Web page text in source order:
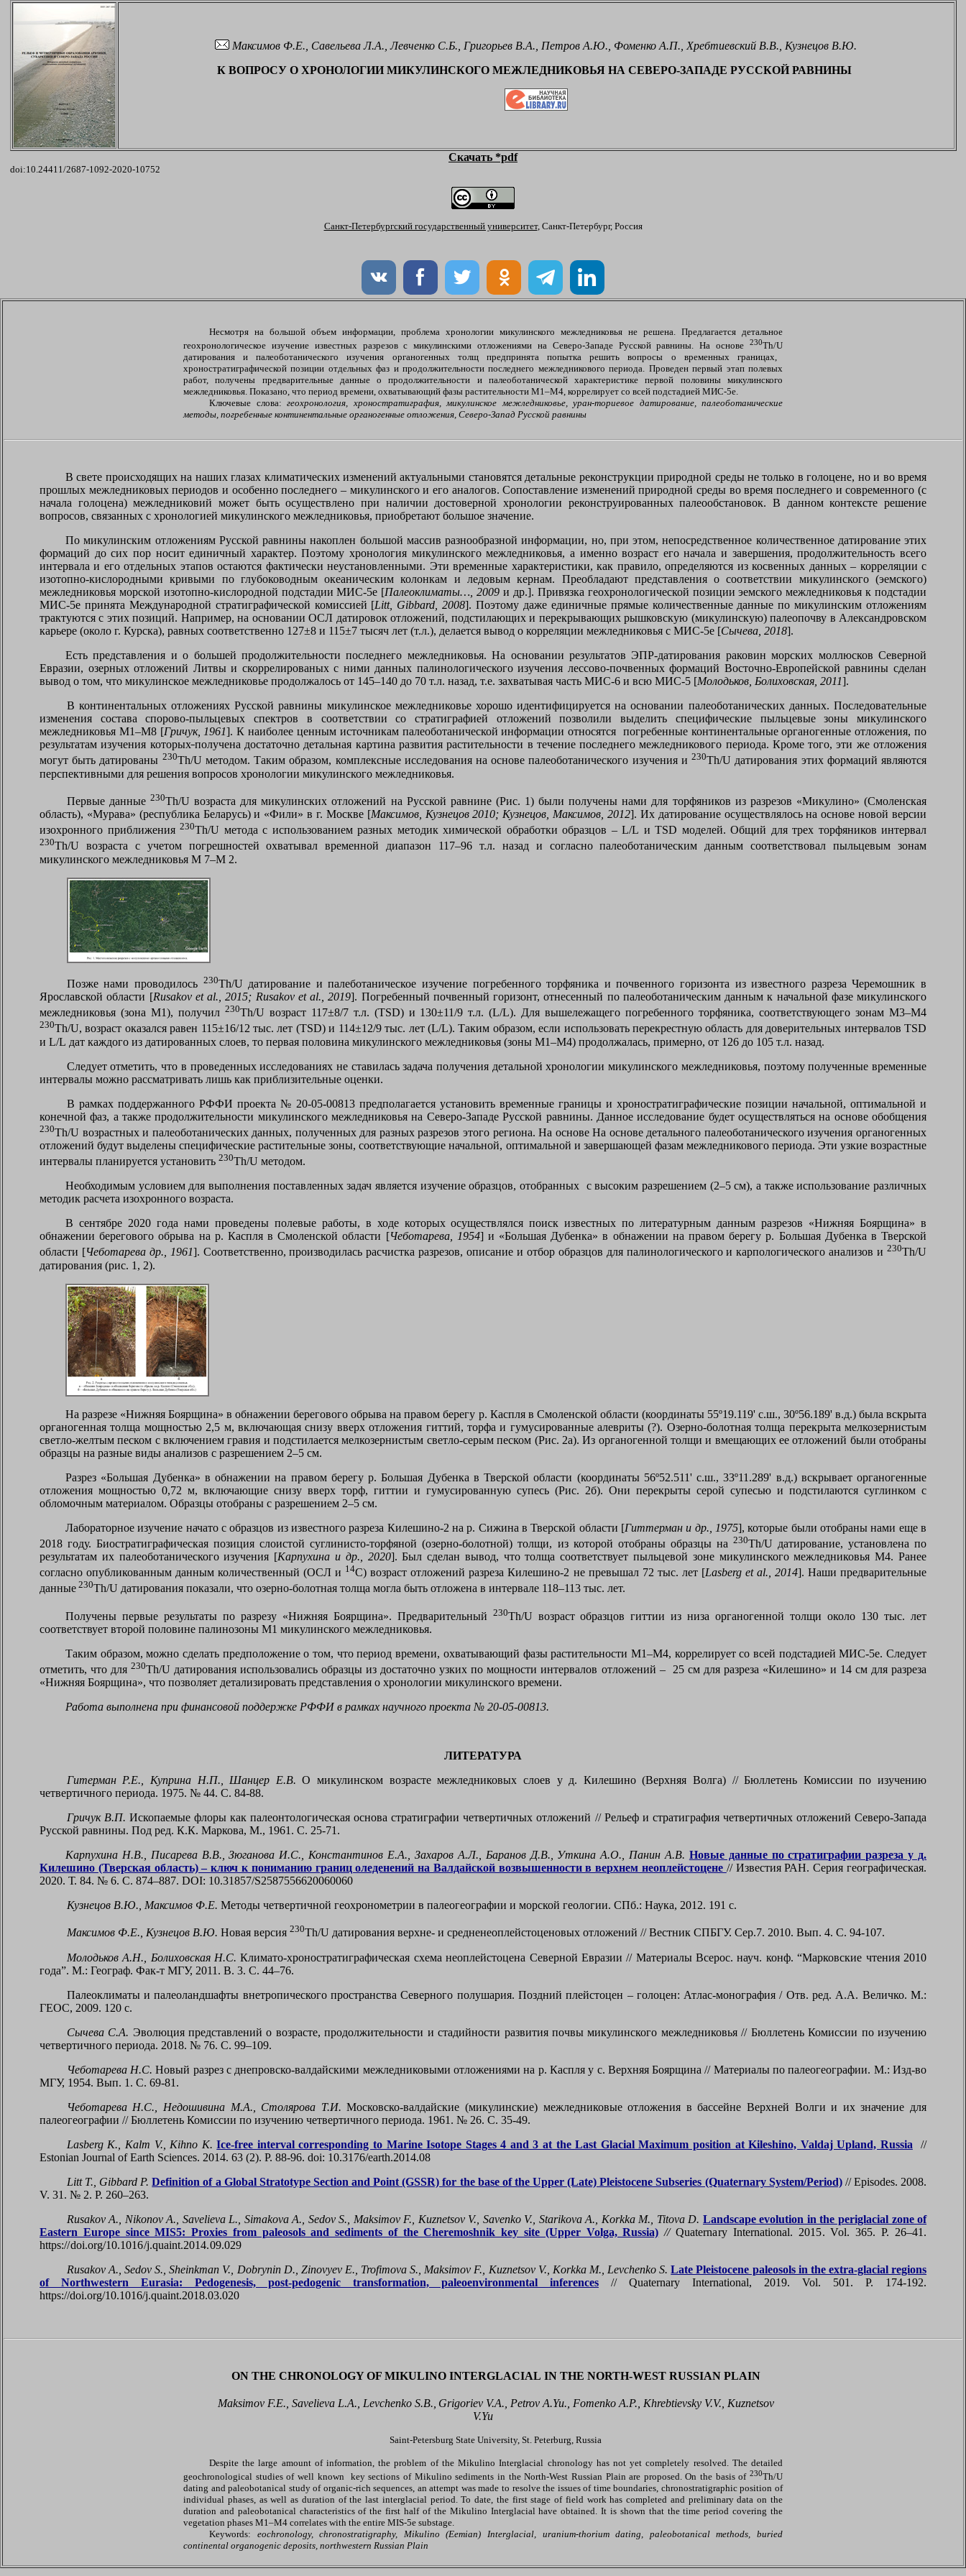
Максимов Ф.Е., Савельева Л.А., Левченко С.Б., Григорьев В.А., Петров А.Ю., Фоменко А.П., Хребтиевский В.В., Кузнецов В.Ю.
К ВОПРОСУ О ХРОНОЛОГИИ МИКУЛИНСКОГО МЕЖЛЕДНИКОВЬЯ НА СЕВЕРО-ЗАПАДЕ РУССКОЙ РАВНИНЫ
Скачать *pdf
doi:10.24411/2687-1092-2020-10752
Санкт-Петербургский государственный университет, Санкт-Петербург, Россия
Несмотря на большой объем информации, проблема хронологии микулинского межледниковья не решена. Предлагается детальное
геохронологическое изучение известных разрезов с микулинскими отложениями на Северо-Западе Русской равнины. На основе
230Th/U
датирования и палеоботанического изучения органогенных толщ предпринята попытка решить вопросы о временных границах,
хроностратиграфической позиции отдельных фаз и продолжительности последнего межледникового периода. Проведен первый этап полевых
работ, получены предварительные данные о продолжительности и палеоботанической характеристике первой половины микулинского
межледниковья. Показано, что период времени, охватывающий фазы растительности М1–М4, коррелирует со всей подстадией МИС-5е.
Ключевые слова: геохронология, хроностратиграфия, микулинское межледниковье, уран-ториевое датирование, палеоботанические
методы, погребенные континентальные органогенные отложения, Северо-Запад Русской равнины
В свете происходящих на наших глазах климатических изменений актуальными становятся детальные реконструкции природной среды не только в голоцене, но и во время
прошлых межледниковых периодов и особенно последнего – микулинского и его аналогов. Сопоставление изменений природной среды во время последнего и современного (с
начала голоцена) межледниковий может быть осуществлено при наличии достоверной хронологии реконструированных палеообстановок. В данном контексте решение
вопросов, связанных с хронологией микулинского межледниковья, приобретают большое значение.
По микулинским отложениям Русской равнины накоплен большой массив разнообразной информации, но, при этом, непосредственное количественное датирование этих
формаций до сих пор носит единичный характер. Поэтому хронология микулинского межледниковья, а именно возраст его начала и завершения, продолжительность всего
интервала и его отдельных этапов остаются фактически неустановленными. Эти временные характеристики, как правило, определяются из косвенных данных – корреляции с
изотопно-кислородными кривыми по глубоководным океаническим колонкам и ледовым кернам. Преобладают представления о соответствии микулинского (эемского)
межледниковья морской изотопно-кислородной подстадии МИС-5е [Палеоклиматы…, 2009 и др.]. Привязка геохронологической позиции эемского межледниковья к подстадии
МИС-5е принята Международной стратиграфической комиссией [Litt, Gibbard, 2008]. Поэтому даже единичные прямые количественные данные по микулинским отложениям
трактуются с этих позиций. Например, на основании ОСЛ датировок отложений, подстилающих и перекрывающих рышковскую (микулинскую) палеопочву в Александровском
карьере (около г. Курска), равных соответственно 127±8 и 115±7 тысяч лет (т.л.), делается вывод о корреляции межледниковья с МИС-5е [Сычева, 2018].
Есть представления и о большей продолжительности последнего межледниковья. На основании результатов ЭПР-датирования раковин морских моллюсков Северной
Евразии, озерных отложений Литвы и скоррелированых с ними данных палинологического изучения лессово-почвенных формаций Восточно-Европейской равнины сделан
вывод о том, что микулинское межледниковье продолжалось от 145–140 до 70 т.л. назад, т.е. захватывая часть МИС-6 и всю МИС-5 [Молодьков, Болиховская, 2011].
В континентальных отложениях Русской равнины микулинское межледниковье хорошо идентифицируется на основании палеоботанических данных. Последовательные
изменения состава спорово-пыльцевых спектров в соответствии со стратиграфией отложений позволили выделить специфические пыльцевые зоны микулинского
межледниковья М1–M8 [Гричук, 1961]. К наиболее ценным источникам палеоботанической информации относятся погребенные континентальные органогенные отложения, по
результатам изучения которых получена достаточно детальная картина развития растительности в течение последнего межледникового периода. Кроме того, эти же отложения
могут быть датированы 230Th/U методом. Таким образом, комплексные исследования на основе палеоботанического изучения и230Th/U датирования этих формаций являются
перспективными для решения вопросов хронологии микулинского межледниковья.
Первые данные230Th/U возраста для микулинских отложений на Русской равнине (Рис. 1) были получены нами для торфяников из разрезов «Микулино» (Смоленская
область), «Мурава» (республика Беларусь) и «Фили» в г. Москве [Максимов, Кузнецов 2010; Кузнецов, Максимов, 2012]. Их датирование осуществлялось на основе новой версии
изохронного приближения 230Th/U метода с использованием разных методик химической обработки образцов – L/L и TSD моделей. Общий для трех торфяников интервал
230Th/U возраста с учетом погрешностей охватывал временной диапазон 117–96 т.л. назад и согласно палеоботаническим данным соответствовал пыльцевым зонам
микулинского межледниковья М 7–M 2.
Позже нами проводилось 230Th/U датирование и палеботаническое изучение погребенного торфяника и почвенного горизонта из известного разреза Черемошник в
Ярославской области [Rusakov et al., 2015; Rusakov et al., 2019]. Погребенный почвенный горизонт, отнесенный по палеоботаническим данным к начальной фазе микулинского
межледниковья (зона М1), получил 230Th/U возраст 117±8/7 т.л. (TSD) и 130±11/9 т.л. (L/L). Для вышележащего погребенного торфяника, соответствующего зонам М3–M4
230Th/U, возраст оказался равен 115±16/12 тыс. лет (TSD) и 114±12/9 тыс. лет (L/L). Таким образом, если использовать перекрестную область для доверительных интерваловTSD
и L/L дат каждого из датированных слоев, то первая половина микулинского межледниковья (зоны М1–М4) продолжалась, примерно, от 126 до 105 т.л. назад.
Следует отметить, что в проведенных исследованиях не ставилась задача получения детальной хронологии микулинского межледниковья, поэтому полученные временные
интервалы можно рассматривать лишь как приблизительные оценки.
В рамках поддержанного РФФИ проекта № 20-05-00813 предполагается установить временные границы и хроностратиграфические позиции начальной, оптимальной и
конечной фаз, а также продолжительности микулинского межледниковья на Северо-Западе Русской равнины. Данное исследование будет осуществляться на основе обобщения
230Th/U возрастных и палеоботанических данных, полученных для разных разрезов этого региона. На основе На основе детального палеоботанического изучения органогенных
отложений будут выделены специфические растительные зоны, соответствующие начальной, оптимальной и завершающей фазам межледникового периода. Эти узкие возрастные
интервалы планируется установить 230Th/U методом.
Необходимым условием для выполнения поставленных задач является изучение образцов, отобранных с высоким разрешением (2–5 см), а также использование различных
методик расчета изохронного возраста.
В сентябре 2020 года нами проведены полевые работы, в ходе которых осуществлялся поиск известных по литературным данным разрезов «Нижняя Боярщина» в
обнажении берегового обрыва на р. Каспля в Смоленской области [Чеботарева, 1954] и «Большая Дубенка» в обнажении на правом берегу р. Большая Дубенка в Тверской
области [Чеботарева др., 1961]. Соответственно, производилась расчистка разрезов, описание и отбор образцов для палинологическогои карпологического анализов и 230Th/U
датирования (рис. 1, 2).
На разрезе «Нижняя Боярщина» в обнажении берегового обрыва на правом берегу р. Каспля в Смоленской области (координаты 55º19.119' с.ш., 30º56.189' в.д.) была вскрыта
органогенная толща мощностью 2,5 м, включающая снизу вверх отложения гиттий, торфа и гумусированные алевриты (?). Озерно-болотная толща перекрыта мелкозернистым
светло-желтым песком с включением гравия и подстилается мелкозернистым светло-серым песком (Рис. 2а). Из органогенной толщи и вмещающих ее отложений были отобраны
образцы на разные виды анализов с разрешением 2–5 см.
Разрез «Большая Дубенка» в обнажении на правом берегу р. Большая Дубенка в Тверской области (координаты 56º52.511' с.ш., 33º11.289' в.д.) вскрывает органогенные
отложения мощностью 0,72 м, включающие снизу вверх торф, гиттии и гумусированную супесь (Рис. 2б). Они перекрыты серой супесью и подстилаются суглинком с
обломочным материалом. Образцы отобраны с разрешением 2–5 см.
Лабораторное изучение начато с образцов из известного разреза Килешино-2 на р. Сижина в Тверской области [Гиттерман и др., 1975], которые были отобраны нами еще в
2018 году. Биостратиграфическая позиция слоистой суглинисто-торфяной (озерно-болотной) толщи, из которой отобраны образцы на 230Th/U датирование, установлена по
результатам их палеоботанического изучения [Карпухина и др., 2020]. Был сделан вывод, что толща соответствует пыльцевой зоне микулинского межледниковья М4. Ранее
согласно опубликованным данным количественный (ОСЛ и 14С) возраст отложений разреза Килешино-2 не превышал 72 тыс. лет [Lasberg et al., 2014]. Наши предварительные
данные 230Th/U датирования показали, что озерно-болотная толща могла быть отложена в интервале 118–113 тыс. лет.
Получены первые результаты по разрезу «Нижняя Боярщина». Предварительный 230Th/U возраст образцов гиттии из низа органогенной толщи около 130 тыс. лет
соответствует второй половине палинозоны М1 микулинского межледниковья.
Таким образом, можно сделать предположение о том, что период времени, охватывающий фазы растительности М1–М4, коррелирует со всей подстадией МИС-5е. Следует
отметить, что для230Th/U датирования использовались образцы из достаточно узких по мощности интервалов отложений – 25 см для разреза «Килешино» и 14 см для разреза
«Нижняя Боярщина», что позволяет детализировать представления о хронологии микулинского времени.
Работа выполнена при финансовой поддержке РФФИ в рамках научного проекта № 20-05-00813.
ЛИТЕРАТУРА
Гитерман Р.Е., Куприна Н.П., Шанцер Е.В. О микулинском возрасте межледниковых слоев у д. Килешино (Верхняя Волга) // Бюллетень Комиссии по изучению
четвертичного периода. 1975. № 44. С. 84-88.
Гричук В.П. Ископаемые флоры как палеонтологическая основа стратиграфии четвертичных отложений // Рельеф и стратиграфия четвертичных отложений Северо-Запада
Русской равнины. Под ред. К.К. Маркова, М., 1961. С. 25-71.
Карпухина Н.В., Писарева В.В., Зюганова И.С., Константинов Е.А., Захаров А.Л., Баранов Д.В., Уткина А.О., Панин А.В. Новые данные по стратиграфии разреза у д.
Килешино (Тверская область) – ключ к пониманию границ оледенений на Валдайской возвышенности в верхнем неоплейстоцене // Известия РАН. Серия географическая.
2020. Т. 84. № 6. С. 874–887. DOI: 10.31857/S2587556620060060
Кузнецов В.Ю., Максимов Ф.Е. Методы четвертичной геохронометрии в палеогеографии и морской геологии. СПб.: Наука, 2012. 191 с.
Максимов Ф.Е., Кузнецов В.Ю. Новая версия 230Th/U датирования верхне- и средненеоплейстоценовых отложений // Вестник СПБГУ. Сер.7. 2010. Вып. 4. С. 94-107.
Молодьков А.Н., Болиховская Н.С. Климато-хроностратиграфическая схема неоплейстоцена Северной Евразии // Материалы Всерос. науч. конф. “Марковские чтения 2010
года”. М.: Географ. Фак-т МГУ, 2011. В. 3. C. 44–76.
Палеоклиматы и палеоландшафты внетропического пространства Северного полушария. Поздний плейстоцен – голоцен: Атлас-монография / Отв. ред. А.А. Величко. М.:
ГЕОС, 2009. 120 с.
Сычева С.А. Эволюция представлений о возрасте, продолжительности и стадийности развития почвы микулинского межледниковья // Бюллетень Комиссии по изучению
четвертичного периода. 2018. № 76. С. 99–109.
Чеботарева Н.С. Новый разрез с днепровско-валдайскими межледниковыми отложениями на р. Каспля у с. Верхняя Боярщина // Материалы по палеогеографии. М.: Изд-во
МГУ, 1954. Вып. 1. С. 69-81.
Чеботарева Н.С., Недошивина М.А., Столярова Т.И.Московско-валдайские (микулинские) межледниковые отложения в бассейне Верхней Волги и их значение для
палеогеографии // Бюллетень Комиссии по изучению четвертичного периода. 1961. № 26. С. 35-49.
Lasberg K., Kalm V., Kihno K.Ice-free interval corresponding to Marine Isotope Stages 4 and 3 at the Last Glacial Maximum position at Kileshino, Valdaj Upland, Russia
//
Estonian Journal of Earth Sciences. 2014. 63 (2). P. 88-96. doi: 10.3176/earth.2014.08
Litt T., Gibbard P. Definition of a Global Stratotype Section and Point (GSSR) for the base of the Upper (Late) Pleistocene Subseries (Quaternary System/Period)// Episodes. 2008.
V. 31. № 2. P. 260–263.
Rusakov A., Nikonov A., Savelieva L., Simakova A., Sedov S., Maksimov F., Kuznetsov V., Savenko V., Starikova A., Korkka M., Titova D. Landscape evolution in the periglacial zone of
Eastern Europe since MIS5: Proxies from paleosols and sediments of the Cheremoshnik key site (Upper Volga, Russia) // Quaternary International. 2015. Vol. 365. P. 26–41.
https://doi.org/10.1016/j.quaint.2014.09.029
Rusakov A., Sedov S., Sheinkman V., Dobrynin D., Zinovyev E., Trofimova S., Maksimov F., Kuznetsov V., Korkka M., Levchenko S. Late Pleistocene paleosols in the extra-glacial regions
of Northwestern Eurasia: Pedogenesis, post-pedogenic transformation, paleoenvironmental inferences // Quaternary International, 2019. Vol. 501. P. 174-192.
https://doi.org/10.1016/j.quaint.2018.03.020
ON THE CHRONOLOGY OF MIKULINO INTERGLACIAL IN THE NORTH-WEST RUSSIAN PLAIN
Maksimov F.E., Savelieva L.A., Levchenko S.B., Grigoriev V.A., Petrov A.Yu., Fomenko A.P., Khrebtievsky V.V., Kuznetsov
V.Yu
Saint-Petersburg State University, St. Peterburg, Russia
Despite the large amount of information, the problem of the Mikulino Interglacial chronology has not yet completely resolved. The detailed
geochronological studies of well known key sections of Mikulino sediments in the North-West Russian Plain are proposed. On the basis of 230Th/U
dating and paleobotanical study of organic-rich sequences, an attempt was made to resolve the issues of time boundaries, chronostratigraphic position of
individual phases, as well as duration of the last interglacial period. To date, the first stage of field work has completed and preliminary data on the
duration and paleobotanical characteristics of the first half of the Mikulino Interglacial have obtained. It is shown that the time period covering the
vegetation phases M1–M4 correlates with the entire MIS-5e substage.
Keywords: eochronology, chronostratigraphy, Mikulino (Eemian) Interglacial, uranium-thorium dating, paleobotanical methods, buried
continental organogenic deposits, northwestern Russian Plain